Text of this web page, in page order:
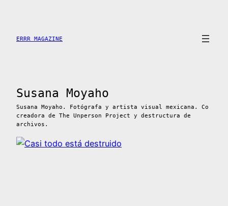
contenido
ERRR MAGAZINE
Susana Moyaho
Susana Moyaho. Fotógrafa y artista visual mexicana. Co
creadora de The Unperson Project y destructura de
archivos.